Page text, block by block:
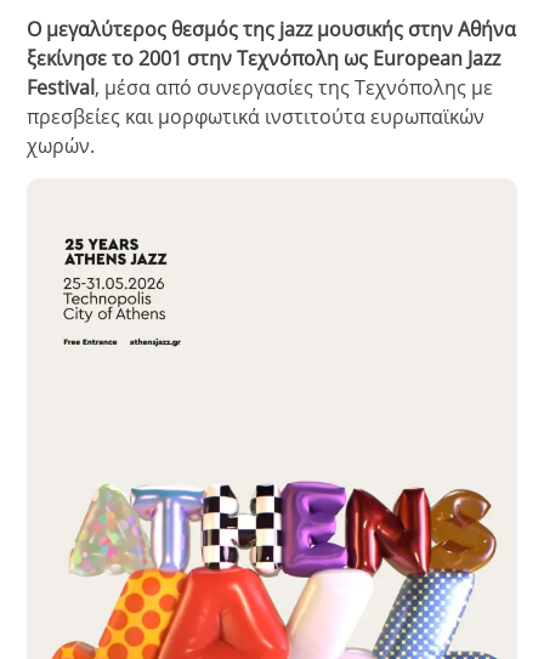
Ο μεγαλύτερος θεσμός της jazz μουσικής στην Αθήνα
ξεκίνησε το 2001 στην Τεχνόπολη ως European Jazz
Festival, μέσα από συνεργασίες της Τεχνόπολης με
πρεσβείες και μορφωτικά ινστιτούτα ευρωπαϊκών
χωρών.